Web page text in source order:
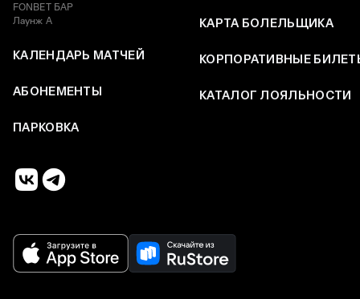
FONBET БАР
Лаунж А
КАЛЕНДАРЬ МАТЧЕЙ
АБОНЕМЕНТЫ
ПАРКОВКА
КАРТА БОЛЕЛЬЩИКА
КОРПОРАТИВНЫЕ
КАТАЛОГ ЛОЯЛЬНОСТИ